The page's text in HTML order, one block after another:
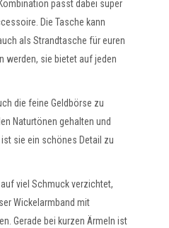
passt dabei super
Die Tasche kann
als Strandtasche für euren
werden, sie bietet auf jeden
die feine Geldbörse zu
Naturtönen gehalten und
sie ein schönes Detail zu
viel Schmuck verzichtet,
Wickelarmband mit
Gerade bei kurzen Ärmeln ist